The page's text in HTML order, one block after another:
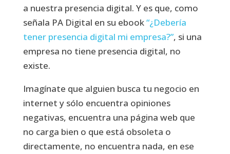
a nuestra presencia digital. Y es que, como
señala PA Digital en su ebook“¿Debería
tener presencia digital mi empresa?”, si una
empresa no tiene presencia digital, no
existe.
Imagínate que alguien busca tu negocio en
internet y sólo encuentra opiniones
negativas, encuentra una página web que
no carga bien o que está obsoleta o
directamente, no encuentra nada, en ese